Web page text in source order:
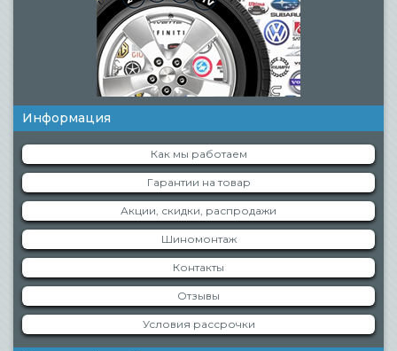
Информация
Как мы работаем
Гарантии на товар
Акции, скидки, распродажи
Шиномонтаж
Контакты
Отзывы
Условия рассрочки